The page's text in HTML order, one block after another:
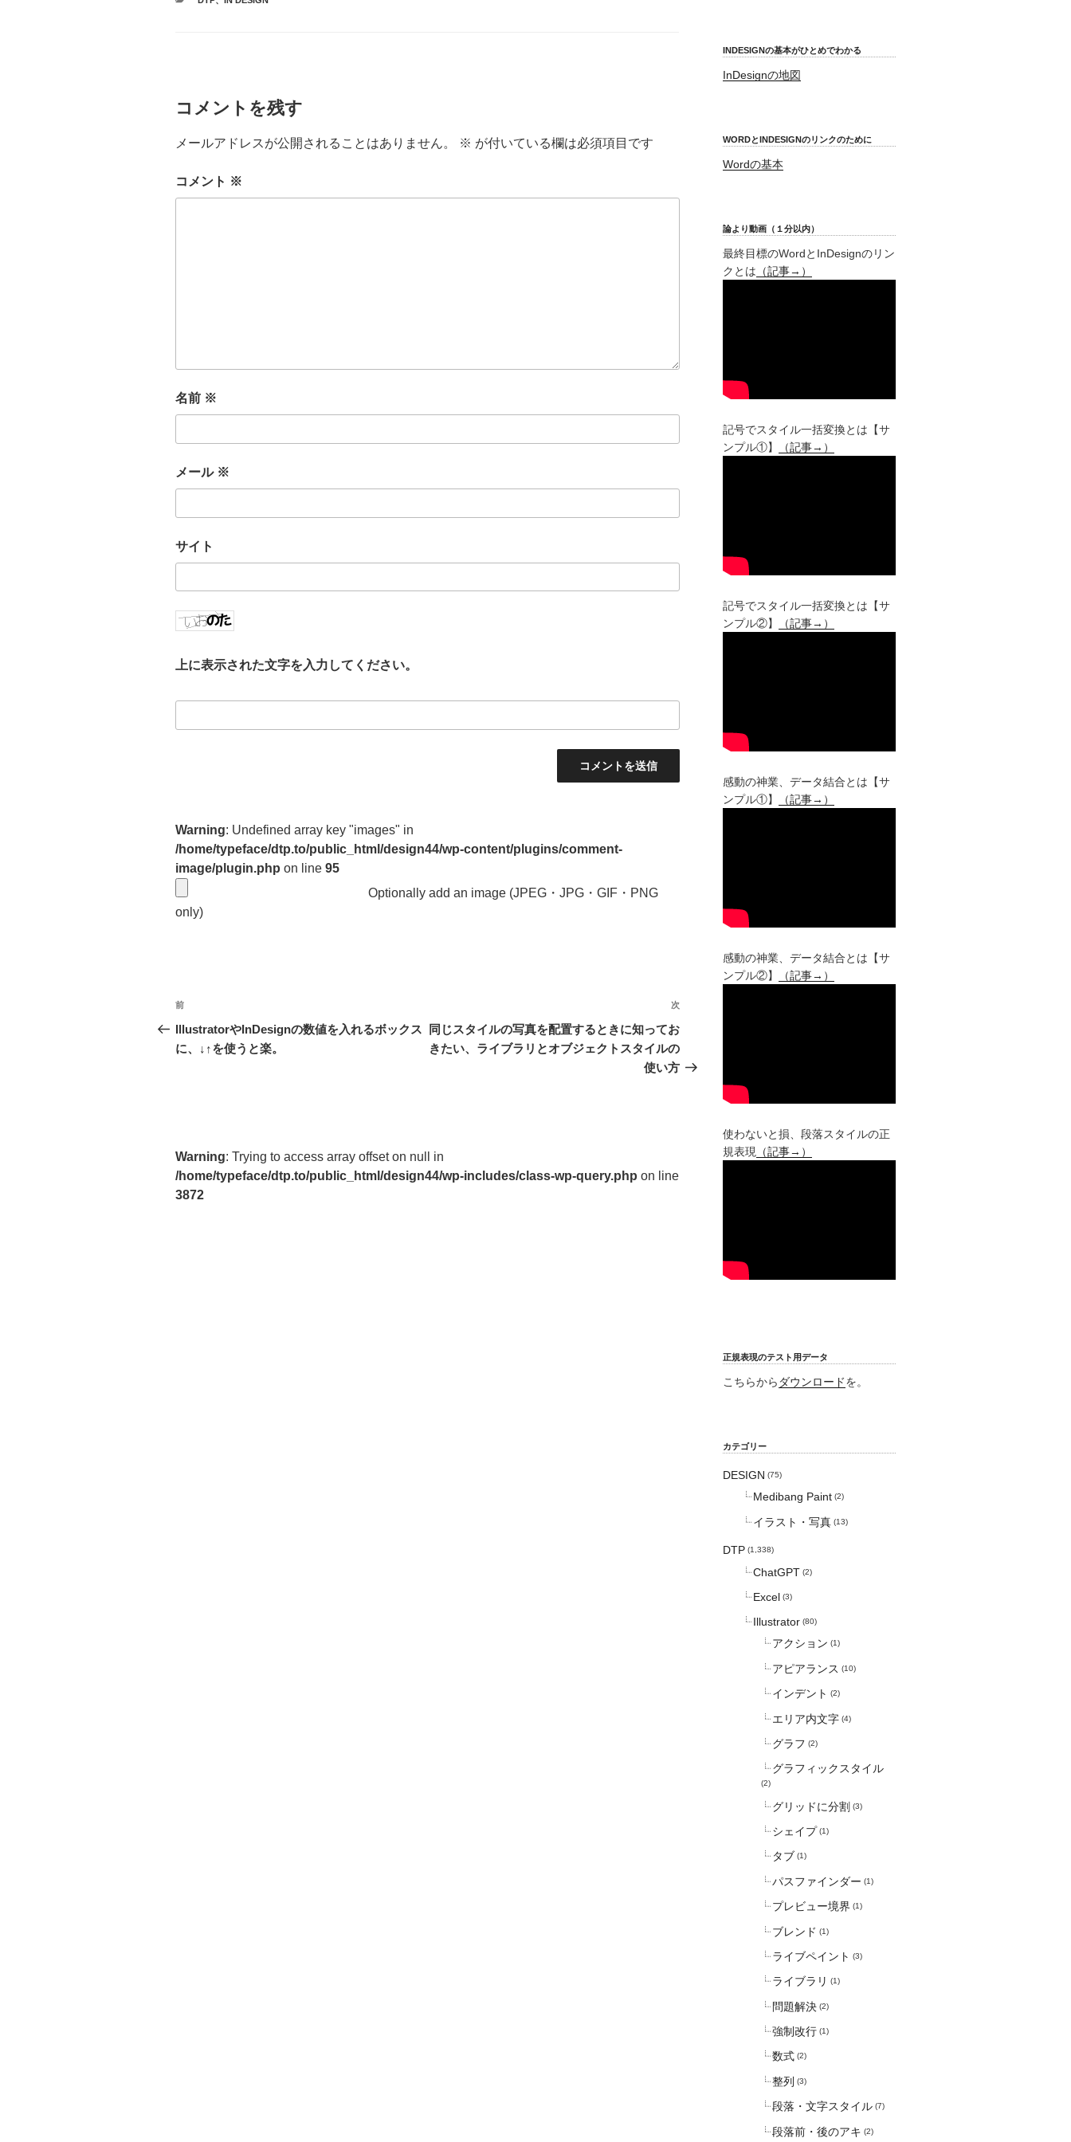
コメントを残す
メールアドレスが公開されることはありません。 ※ が付いている欄は必須項目です
コメント ※
名前 ※
メール ※
サイト
上に表示された文字を入力してください。
Warning: Undefined array key "images" in
/home/typeface/dtp.to/public_html/design44/wp-content/plugins/comment-
image/plugin.php on line 95
Optionally add an image (JPEG・JPG・GIF・PNG
only)
投
稿
ナ
シ
ョ
前
の
投
前
IllustratorやInDesignの数値を入れるボックス
に、↓↑を使うと楽。
次
の
投
稿
次
同じスタイルの写真を配置するときに知ってお
きたい、ライブラリとオブジェクトスタイルの
使い方
Warning: Trying to access array offset on null in
/home/typeface/dtp.to/public_html/design44/wp-includes/class-wp-query.php on line
3872
INDESIGNの基本がひとめでわかる
InDesignの地図
WORDとINDESIGNのリンクのために
Wordの基本
論より動画（１分以内）
最終目標のWordとInDesignのリン
クとは （記事→）
記号でスタイル一括変換とは【サ
ンプル①】
（記事→）
記号でスタイル一括変換とは【サ
ンプル②】
（記事→）
感動の神業、データ結合とは【サ
ンプル①】
（記事→）
感動の神業、データ結合とは【サ
ンプル②】
（記事→）
使わないと損、段落スタイルの正
規表現
（記事→）
正規表現のテスト用データ
こちらから ダウンロードを。
カテゴリー
DESIGN (75)
Medibang Paint (2)
イラスト・写真 (13)
DTP (1,338)
ChatGPT (2)
Excel (3)
Illustrator (80)
アクション (1)
アピアランス (10)
インデント (2)
エリア内文字 (4)
グラフ (2)
グラフィックスタイル
(2)
グリッドに分割 (3)
シェイプ (1)
タブ (1)
パスファインダー (1)
プレビュー境界 (1)
ブレンド (1)
ライブペイント (3)
ライブラリ (1)
問題解決 (2)
強制改行 (1)
数式 (2)
整列 (3)
段落・文字スタイル (7)
段落前・後のアキ (2)